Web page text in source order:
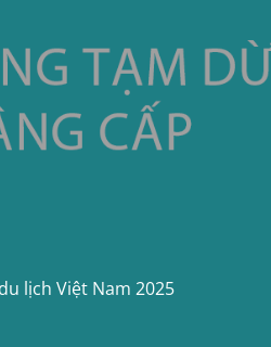
lịch Việt Nam 2025